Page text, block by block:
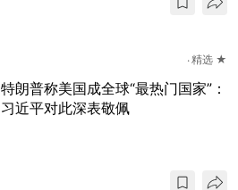
精选 ★
特朗普称美国成全球“最热门国家”：
习近平对此深表敬佩